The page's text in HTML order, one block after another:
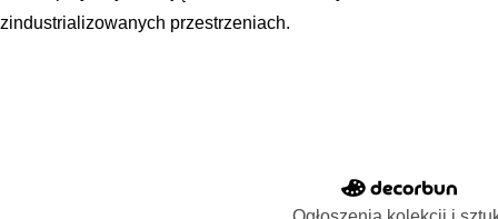
zindustrializowanych przestrzeniach.